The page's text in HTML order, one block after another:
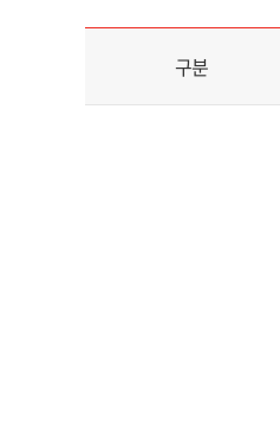
매장별 이용 방법 안내 목록으로 구분, 매장, 방법을 제공합니다.
구분